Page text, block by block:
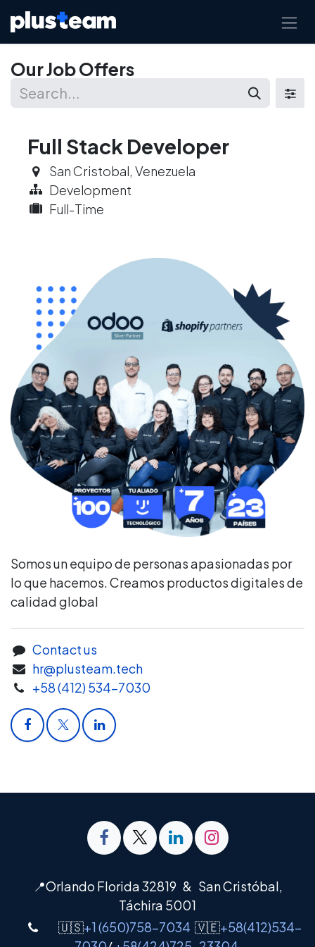
Skip to Content
Our Job Offers
Full Stack Developer
San Cristobal,Venezuela
Development
Full-Time
Somos un equipo de personas apasionadas por
lo que hacemos. Creamos productos digitales de
calidad global
Contact us
hr@plusteam.tech
+58 (412) 534-7030
📍Orlando Florida 32819 & San Cristóbal,
Táchira 5001
🇺🇸+1 (650)758-7034 🇻🇪+58(412)534-